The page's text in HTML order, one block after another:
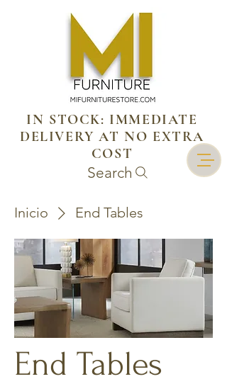
IN STOCK: IMMEDIATE
DELIVERY AT NO EXTRA
COST
Search
Inicio End Tables
End Tables